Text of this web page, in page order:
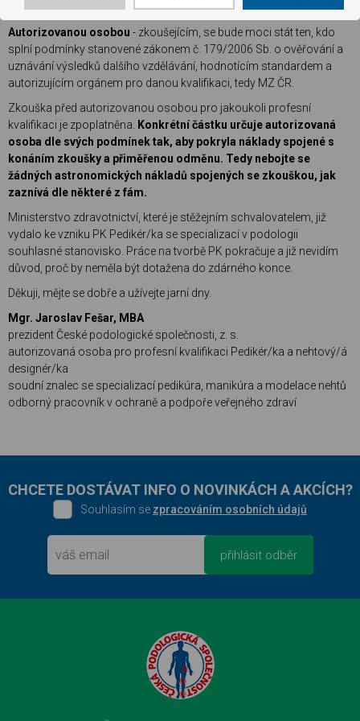
MŠMT a MZ.
Autorizovanou osobou - zkoušejícím, se bude moci stát ten, kdo
splní podmínky stanovené zákonem č. 179/2006 Sb. o ověřování a
uznávání výsledků dalšího vzdělávání, hodnotícím standardem a
autorizujícím orgánem pro danou kvalifikaci, tedy MZ ČR.
Zkouška před autorizovanou osobou pro jakoukoli profesní
kvalifikaci je zpoplatněna.
Konkrétní částku určuje autorizovaná
osoba dle svých podmínek tak, aby pokryla náklady spojené s
konáním zkoušky a přiměřenou odměnu. Tedy nebojte se
žádných astronomických nákladů spojených se zkouškou, jak
zaznívá dle některé z fám.
Ministerstvo zdravotnictví, které je stěžejním schvalovatelem, již
vydalo ke vzniku PK Pedikér/ka se specializací v podologii
souhlasné stanovisko. Práce na tvorbě PK pokračuje a již nevidím
důvod, proč by neměla být dotažena do zdárného konce.
Děkuji, mějte se dobře a užívejte jarní dny.
Mgr. Jaroslav Fešar, MBA
prezident České podologické společnosti, z. s.
autorizovaná osoba pro profesní kvalifikaci Pedikér/ka a nehtový/á
designér/ka
soudní znalec se specializací pedikúra, manikúra a modelace nehtů
odborný pracovník v ochraně a podpoře veřejného zdraví
CHCETE DOSTÁVAT INFO O NOVINKÁCH A AKCÍCH?
Souhlasím se zpracováním osobních údajů